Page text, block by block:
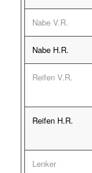
Nabe V.R.
Nabe H.R.
Reifen V.R.
Reifen H.R.
Lenker